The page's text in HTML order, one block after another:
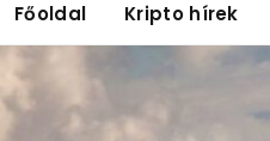
Főoldal Kripto hírek